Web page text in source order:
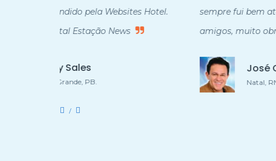
sempre fui bem atendido com todo o carinho, valeu
amigos, muito obrigado.